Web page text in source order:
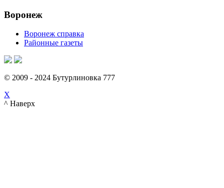
Воронеж
Воронеж справка
Районные газеты
© 2009 - 2024 Бутурлиновка 777
X
^ Наверх